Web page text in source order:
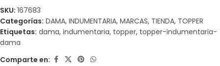
SKU: 167683
Categorías: DAMA, INDUMENTARIA, MARCAS, TIENDA, TOPPER
Etiquetas: dama, indumentaria, topper, topper-indumentaria-
dama
Comparte en: